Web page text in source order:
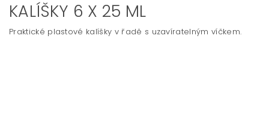
KALÍŠKY 6 X 25 ML
Praktické plastové kalíšky v řadě s uzavíratelným víčkem.